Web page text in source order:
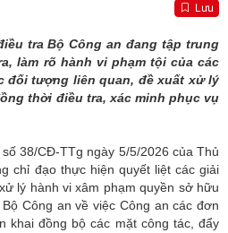
Lưu
tra Bộ Công an đang tập trung
làm rõ hành vi phạm tội của các
đối tượng liên quan, đề xuất xử lý
thời điều tra, xác minh phục vụ
38/CĐ-TTg ngày 5/5/2026 của Thủ
chỉ đạo thực hiện quyết liệt các giải
lý hành vi xâm phạm quyền sở hữu
Công an về việc Công an các đơn
khai đồng bộ các mặt công tác, đẩy